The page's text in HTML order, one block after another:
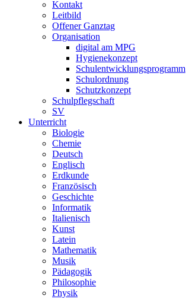
Kontakt
Leitbild
Offener Ganztag
Organisation
digital am MPG
Hygienekonzept
Schulentwicklungsprogramm
Schulordnung
Schutzkonzept
Schulpflegschaft
SV
Unterricht
Biologie
Chemie
Deutsch
Englisch
Erdkunde
Französisch
Geschichte
Informatik
Italienisch
Kunst
Latein
Mathematik
Musik
Pädagogik
Philosophie
Physik